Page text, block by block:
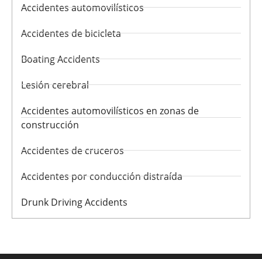
Accidentes automovilísticos
Accidentes de bicicleta
Boating Accidents
Lesión cerebral
Accidentes automovilísticos en zonas de
construcción
Accidentes de cruceros
Accidentes por conducción distraída
Drunk Driving Accidents